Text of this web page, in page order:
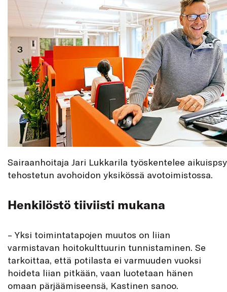
Sairaanhoitaja Jari Lukkarila työskentelee
tehostetun avohoidon yksikössä avotoimistossa.
Henkilöstö tiiviisti mukana
– Yksi toimintatapojen muutos on liian
varmistavan hoitokulttuurin tunnistaminen. Se
tarkoittaa, että potilasta ei varmuuden vuoksi
hoideta liian pitkään, vaan luotetaan hänen
omaan pärjäämiseensä, Kastinen sanoo.